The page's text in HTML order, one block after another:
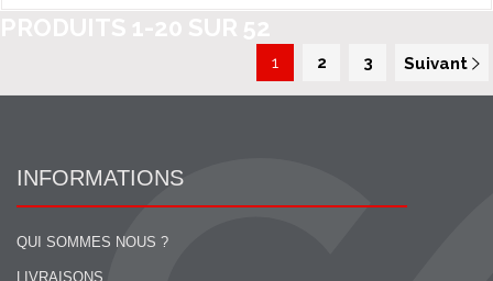
1 2 3 Suivant
INFORMATIONS
QUI SOMMES NOUS ?
LIVRAISONS